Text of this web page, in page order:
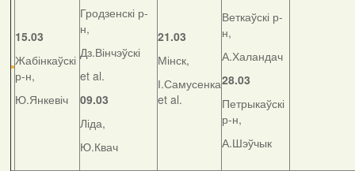
15.03
Жабінкаўскі
р-н,
Ю.Янкевіч
Гродзенскі р-
н,
Дз.Вінчэўскі
et al.
09.03
Ліда,
Ю.Квач
21.03
Мінск,
І.Самусенка
et al.
Веткаўскі р-
н,
А.Халандач
28.03
Петрыкаўскі
р-н,
А.Шэўчык